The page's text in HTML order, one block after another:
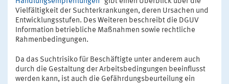
Vielfältigkeit der Suchterkrankungen, deren Ursachen und
Entwicklungsstufen. Des Weiteren beschreibt die DGUV
Information betriebliche Maßnahmen sowie rechtliche
Rahmenbedingungen.
Da das Suchtrisiko für Beschäftigte unter anderem auch
durch die Gestaltung der Arbeitsbedingungen beeinflusst
werden kann, ist auch die Gefährdungsbeurteilung ein